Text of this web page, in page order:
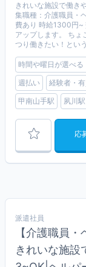
きれいな施設で働き
集職種：介護職員・
費あり 時給1300円~
アップします。 ちょ
つり働きたい！とい
時間や曜日が選べる
週払い
経験者・
甲南山手駅
夙川駅
応
派遣社員
【介護職員
きれいな施設